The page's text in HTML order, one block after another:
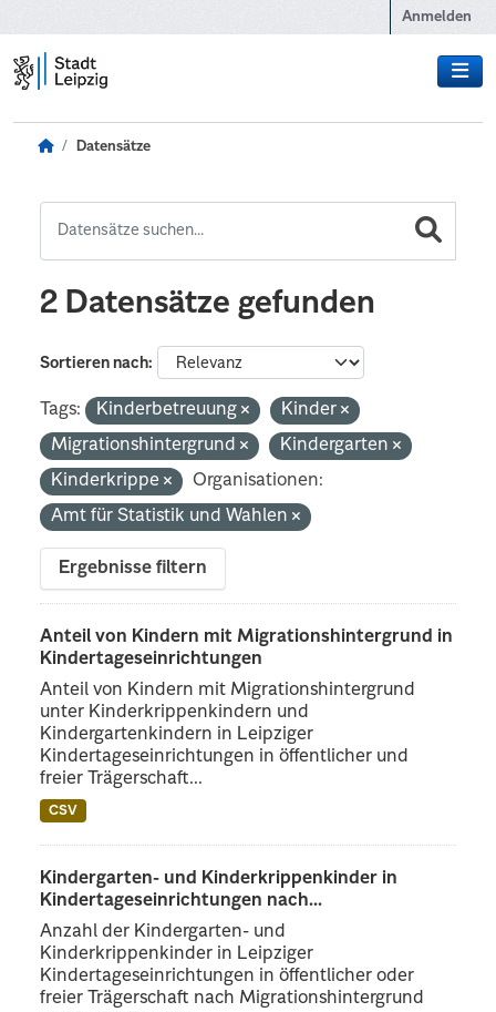
Anmelden
Datensätze
2 Datensätze gefunden
Sortieren nach
Tags: Kinderbetreuung
Kinder
Migrationshintergrund
Kindergarten
Kinderkrippe
Organisationen:
Amt für Statistik und Wahlen
Ergebnisse filtern
Anteil von Kindern mit Migrationshintergrund in
Kindertageseinrichtungen
Anteil von Kindern mit Migrationshintergrund
unter Kinderkrippenkindern und
Kindergartenkindern in Leipziger
Kindertageseinrichtungen in öffentlicher und
freier Trägerschaft...
CSV
Kindergarten- und Kinderkrippenkinder in
Kindertageseinrichtungen nach...
Anzahl der Kindergarten- und
Kinderkrippenkinder in Leipziger
Kindertageseinrichtungen in öffentlicher oder
freier Trägerschaft nach Migrationshintergrund